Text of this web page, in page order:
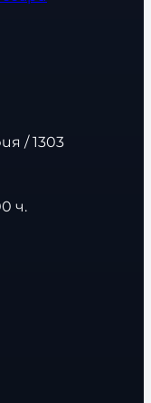
/ 1303
ч.